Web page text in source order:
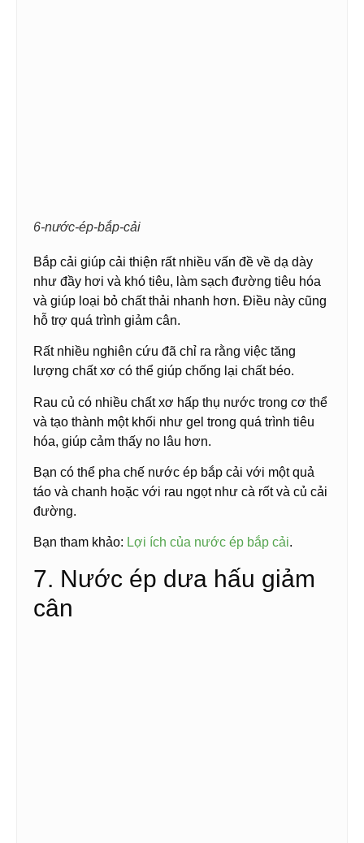
6-nước-ép-bắp-cải
Bắp cải giúp cải thiện rất nhiều vấn đề về dạ dày
như đầy hơi và khó tiêu, làm sạch đường tiêu hóa
và giúp loại bỏ chất thải nhanh hơn. Điều này cũng
hỗ trợ quá trình giảm cân.
Rất nhiều nghiên cứu đã chỉ ra rằng việc tăng
lượng chất xơ có thể giúp chống lại chất béo.
Rau củ có nhiều chất xơ hấp thụ nước trong cơ thể
và tạo thành một khối như gel trong quá trình tiêu
hóa, giúp cảm thấy no lâu hơn.
Bạn có thể pha chế nước ép bắp cải với một quả
táo và chanh hoặc với rau ngọt như cà rốt và củ cải
đường.
Bạn tham khảo: Lợi ích của nước ép bắp cải.
7. Nước ép dưa hấu giảm
cân